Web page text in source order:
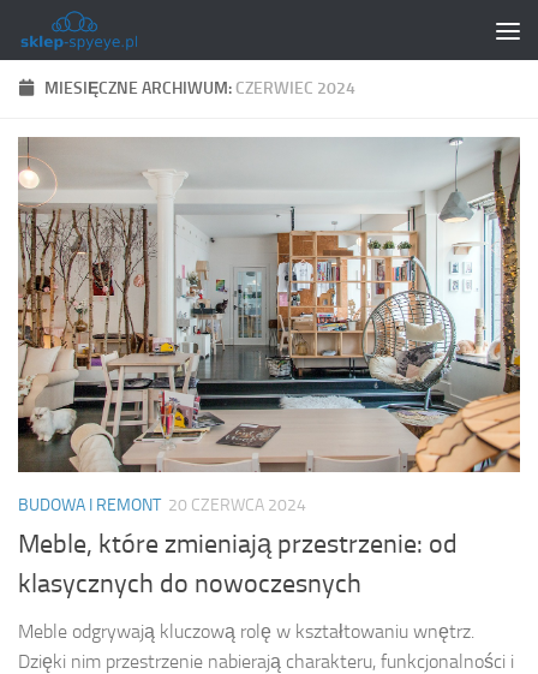
Skip to content
MIESIĘCZNE ARCHIWUM: CZERWIEC 2024
BUDOWA I REMONT 20 CZERWCA 2024
Meble, które zmieniają przestrzenie: od
klasycznych do nowoczesnych
Meble odgrywają kluczową rolę w kształtowaniu wnętrz.
Dzięki nim przestrzenie nabierają charakteru, funkcjonalności i